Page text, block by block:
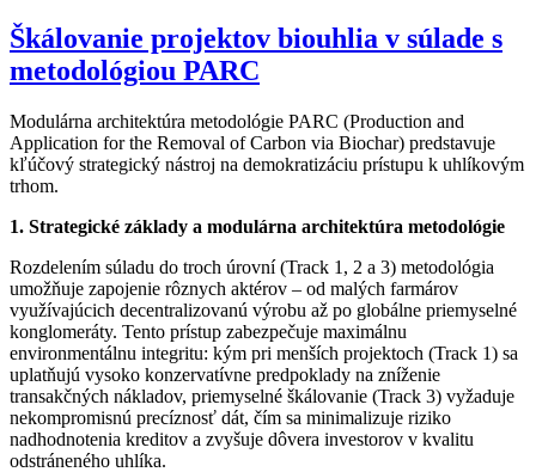
Škálovanie projektov biouhlia v súlade s
metodológiou PARC
Modulárna architektúra metodológie PARC (Production and
Application for the Removal of Carbon via Biochar) predstavuje
kľúčový strategický nástroj na demokratizáciu prístupu k uhlíkovým
trhom.
1. Strategické základy a modulárna architektúra metodológie
Rozdelením súladu do troch úrovní (Track 1, 2 a 3) metodológia
umožňuje zapojenie rôznych aktérov – od malých farmárov
využívajúcich decentralizovanú výrobu až po globálne priemyselné
konglomeráty. Tento prístup zabezpečuje maximálnu
environmentálnu integritu: kým pri menších projektoch (Track 1) sa
uplatňujú vysoko konzervatívne predpoklady na zníženie
transakčných nákladov, priemyselné škálovanie (Track 3) vyžaduje
nekompromisnú precíznosť dát, čím sa minimalizuje riziko
nadhodnotenia kreditov a zvyšuje dôvera investorov v kvalitu
odstráneného uhlíka.